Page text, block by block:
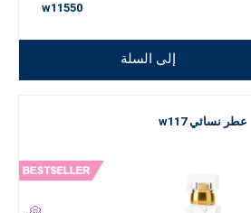
w11550
إلى السلة
عطر نسائي w117